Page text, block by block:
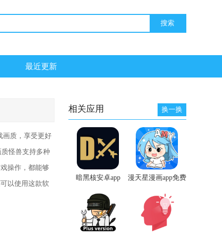
最近更新
画质，享受更好
怪兽支持多种
操作，都能够
以使用这款软
相关应用 换一换
暗黑核安卓app
漫天星漫画app免费